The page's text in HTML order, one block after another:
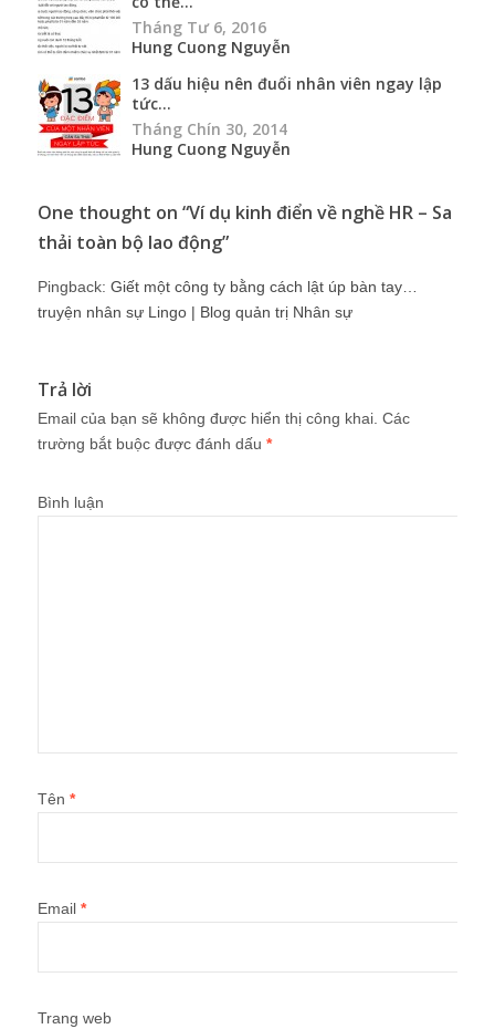
Tháng Tư 6, 2016
Hung Cuong Nguyễn
13 dấu hiệu nên đuổi nhân viên ngay lập
tức...
Tháng Chín 30, 2014
Hung Cuong Nguyễn
One thought on “Ví dụ kinh điển về nghề HR – Sa
thải toàn bộ lao động”
Pingback: Giết một công ty bằng cách lật úp bàn tay…
truyện nhân sự Lingo | Blog quản trị Nhân sự
Trả lời
Email của bạn sẽ không được hiển thị công khai. Các
trường bắt buộc được đánh dấu *
Bình luận
Tên *
Email *
Trang web